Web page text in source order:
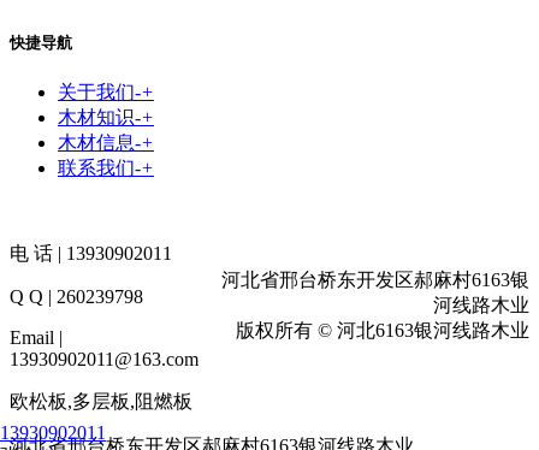
快捷导航
关于我们-+
木材知识-+
木材信息-+
联系我们-+
电 话 | 13930902011
Q Q | 260239798
Email |
13930902011@163.com
河北省邢台桥东开发区郝麻村6163银
河线路木业
版权所有 © 河北6163银河线路木业
欧松板,多层板,阻燃板
13930902011